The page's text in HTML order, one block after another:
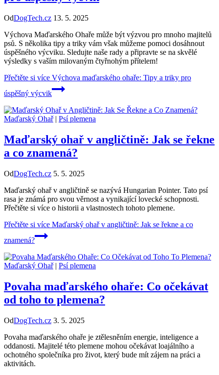
OdDogTech.cz 13. 5. 2025
Výchova Maďarského Ohaře může být výzvou pro mnoho majitelů
psů. S několika tipy a triky vám však můžeme pomoci dosáhnout
úspěšného výcviku. Sledujte naše rady a připravte se na skvělé
výsledky s vaším milovaným čtyřnohým přítelem!
Přečtěte si více Výchova maďarského ohaře: Tipy a triky pro
úspěšný výcvik
Maďarský Ohař| Psí plemena
Maďarský ohař v angličtině: Jak se řekne
a co znamená?
OdDogTech.cz 5. 5. 2025
Maďarský ohař v angličtině se nazývá Hungarian Pointer. Tato psí
rasa je známá pro svou věrnost a vynikající lovecké schopnosti.
Přečtěte si více o historii a vlastnostech tohoto plemene.
Přečtěte si více Maďarský ohař v angličtině: Jak se řekne a co
znamená?
Maďarský Ohař| Psí plemena
Povaha maďarského ohaře: Co očekávat
od toho to plemena?
OdDogTech.cz 3. 5. 2025
Povaha maďarského ohaře je ztělesněním energie, inteligence a
oddanosti. Majitelé této plemene mohou očekávat loajálního a
ochotného společníka pro život, který bude mít zájem na práci a
aktivitách.